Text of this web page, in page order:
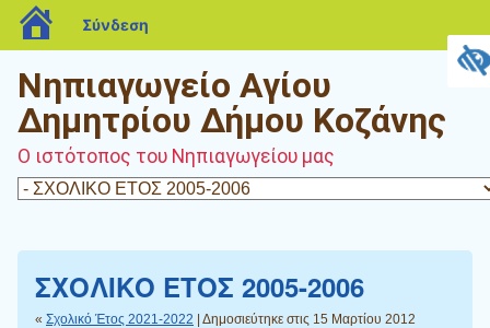
Νηπιαγωγείο Αγίου
Δημητρίου Δήμου Κοζάνης
Ο ιστότοπος του Νηπιαγωγείου μας
ΣΧΟΛΙΚΟ ΕΤΟΣ 2005-2006
« Σχολικό Έτος 2021-2022 | Δημοσιεύτηκε στις 15 Μαρτίου 2012
blogs.sch.gr
Σύνδεση